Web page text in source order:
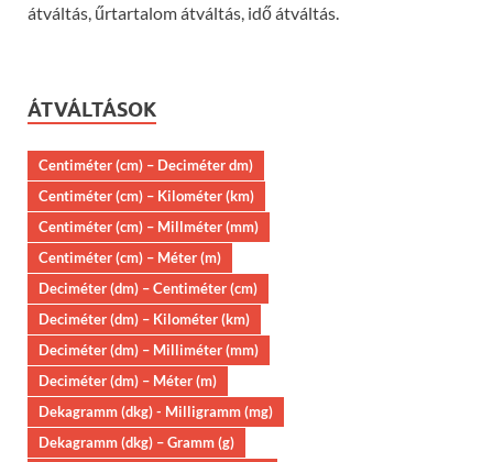
átváltás, űrtartalom átváltás, idő átváltás.
ÁTVÁLTÁSOK
Centiméter (cm) – Deciméter dm)
Centiméter (cm) – Kilométer (km)
Centiméter (cm) – Millméter (mm)
Centiméter (cm) – Méter (m)
Deciméter (dm) – Centiméter (cm)
Deciméter (dm) – Kilométer (km)
Deciméter (dm) – Milliméter (mm)
Deciméter (dm) – Méter (m)
Dekagramm (dkg) - Milligramm (mg)
Dekagramm (dkg) – Gramm (g)